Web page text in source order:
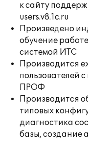
к сайту
users.v8.1c.ru
Произведено
обучение
системой ИТС
Производится
пользователей
ПРОФ
Производится
типовых
диагностика
базы, создание